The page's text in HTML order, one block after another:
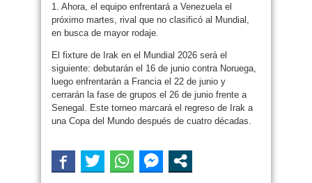
1. Ahora, el equipo enfrentará a Venezuela el
próximo martes, rival que no clasificó al Mundial,
en busca de mayor rodaje.
El fixture de Irak en el Mundial 2026 será el
siguiente: debutarán el 16 de junio contra Noruega,
luego enfrentarán a Francia el 22 de junio y
cerrarán la fase de grupos el 26 de junio frente a
Senegal. Este torneo marcará el regreso de Irak a
una Copa del Mundo después de cuatro décadas.